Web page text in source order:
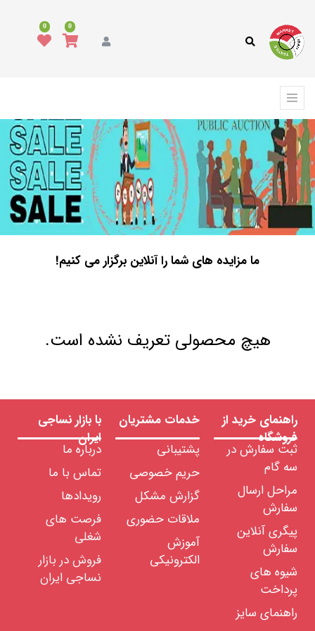
0
0
ما مزایده های شما را آنلاین برگزار می کنیم!
هیچ محصولی تعریف نشده است.
راهنمای خرید از
فروشگاه
ثبت سفارش در
سه گام
مراحل ارسال
سفارش
پیگری آنلاین
سفارش
شیوه های
پرداخت
راهنمای سایز
خدمات مشتریان
پشتیبانی
حریم خصوصی
گزارش مشکل
ملاقات حضوری
آموزش
الکترونیکی
با بازار نساجی
ایران
درباره ما
تماس با ما
رویدادها
فرصت های
شغلی
فروش در بازار
نساجی ایران